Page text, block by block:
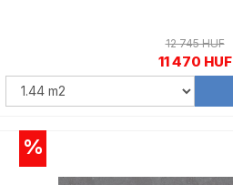
12 745 HUF
11 470 HUF
%